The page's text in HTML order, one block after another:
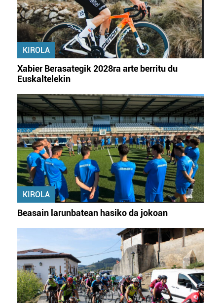
KIROLA
Xabier Berasategik 2028ra arte berritu du
Euskaltelekin
KIROLA
Beasain larunbatean hasiko da jokoan